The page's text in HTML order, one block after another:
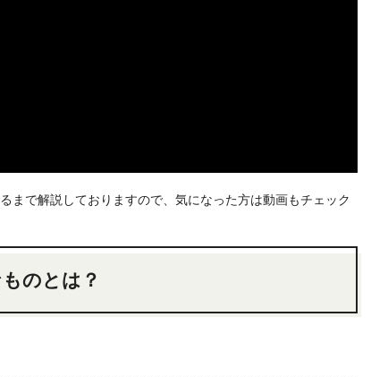
まで解説しておりますので、気になった方は動画もチェック
のとは？